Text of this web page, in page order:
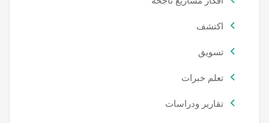
اكتشف
تسويق
تعلم خبرات
تقارير ودراسات